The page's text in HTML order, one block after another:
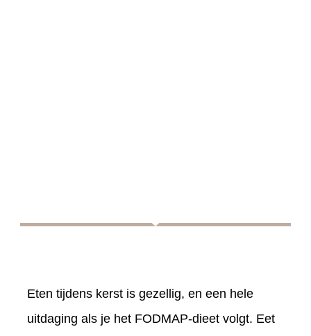
Eten tijdens kerst is gezellig, en een hele
uitdaging als je het FODMAP-dieet volgt. Eet